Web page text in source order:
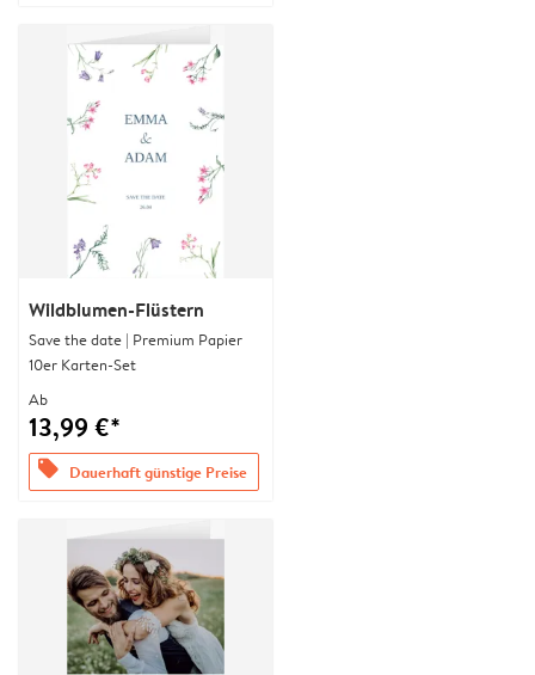
Wildblumen-Flüstern
Save the date | Premium Papier
10er Karten-Set
Ab
13,99 €*
offers Dauerhaft günstige Preise